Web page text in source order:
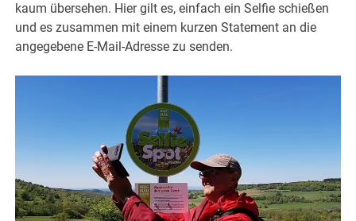
kaum übersehen. Hier gilt es, einfach ein Selfie schießen
und es zusammen mit einem kurzen Statement an die
angegebene E-Mail-Adresse zu senden.